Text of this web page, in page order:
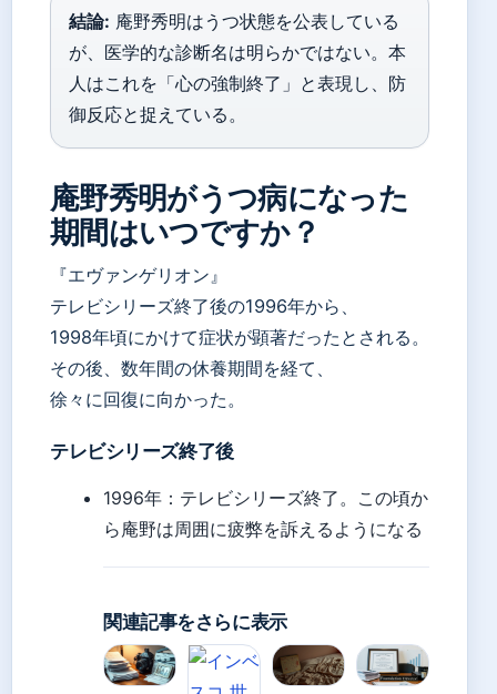
結論: 庵野秀明はうつ状態を公表している
が、医学的な診断名は明らかではない。本
人はこれを「心の強制終了」と表現し、防
御反応と捉えている。
庵野秀明がうつ病になった
期間はいつですか？
『エヴァンゲリオン』
テレビシリーズ終了後の1996年から、
1998年頃にかけて症状が顕著だったとされる。
その後、数年間の休養期間を経て、
徐々に回復に向かった。
テレビシリーズ終了後
1996年：テレビシリーズ終了。この頃か
ら庵野は周囲に疲弊を訴えるようになる
関連記事をさらに表示